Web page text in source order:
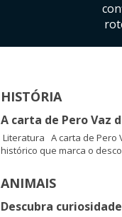
HISTÓRIA
A carta de Pero Vaz
Literatura A carta de Pero
histórico que marca o
ANIMAIS
Descubra